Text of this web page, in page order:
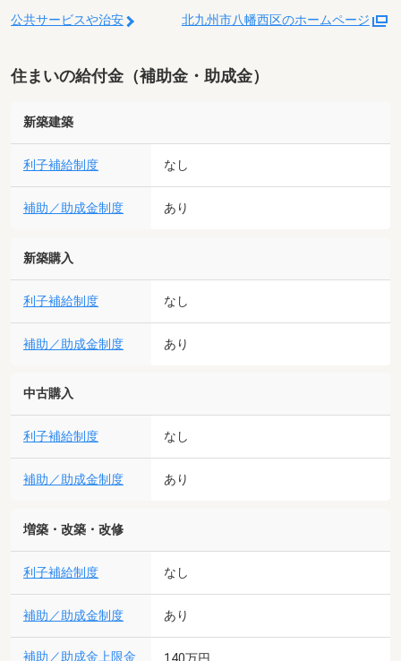
公共サービスや治安 北九州市八幡西区のホームページ
住まいの給付金（補助金・助成金）
新築建築
利子補給制度 なし
補助／助成金制度 あり
新築購入
利子補給制度 なし
補助／助成金制度 あり
中古購入
利子補給制度 なし
補助／助成金制度 あり
増築・改築・改修
利子補給制度 なし
補助／助成金制度 あり
補助／助成金上限金 140万円